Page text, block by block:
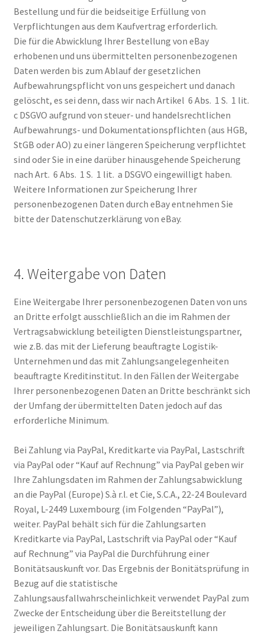
Bestellung und für die beidseitige Erfüllung von
Verpflichtungen aus dem Kaufvertrag erforderlich.
Die für die Abwicklung Ihrer Bestellung von eBay
erhobenen und uns übermittelten personenbezogenen
Daten werden bis zum Ablauf der gesetzlichen
Aufbewahrungspflicht von uns gespeichert und danach
gelöscht, es sei denn, dass wir nach Artikel 6 Abs. 1 S. 1 lit.
c DSGVO aufgrund von steuer- und handelsrechtlichen
Aufbewahrungs- und Dokumentationspflichten (aus HGB,
StGB oder AO) zu einer längeren Speicherung verpflichtet
sind oder Sie in eine darüber hinausgehende Speicherung
nach Art. 6 Abs. 1 S. 1 lit. a DSGVO eingewilligt haben.
Weitere Informationen zur Speicherung Ihrer
personenbezogenen Daten durch eBay entnehmen Sie
bitte der Datenschutzerklärung von eBay.
4. Weitergabe von Daten
Eine Weitergabe Ihrer personenbezogenen Daten von uns
an Dritte erfolgt ausschließlich an die im Rahmen der
Vertragsabwicklung beteiligten Dienstleistungspartner,
wie z.B. das mit der Lieferung beauftragte Logistik-
Unternehmen und das mit Zahlungsangelegenheiten
beauftragte Kreditinstitut. In den Fällen der Weitergabe
Ihrer personenbezogenen Daten an Dritte beschränkt sich
der Umfang der übermittelten Daten jedoch auf das
erforderliche Minimum.
Bei Zahlung via PayPal, Kreditkarte via PayPal, Lastschrift
via PayPal oder “Kauf auf Rechnung” via PayPal geben wir
Ihre Zahlungsdaten im Rahmen der Zahlungsabwicklung
an die PayPal (Europe) S.à r.l. et Cie, S.C.A., 22-24 Boulevard
Royal, L-2449 Luxembourg (im Folgenden “PayPal”),
weiter. PayPal behält sich für die Zahlungsarten
Kreditkarte via PayPal, Lastschrift via PayPal oder “Kauf
auf Rechnung” via PayPal die Durchführung einer
Bonitätsauskunft vor. Das Ergebnis der Bonitätsprüfung in
Bezug auf die statistische
Zahlungsausfallwahrscheinlichkeit verwendet PayPal zum
Zwecke der Entscheidung über die Bereitstellung der
jeweiligen Zahlungsart. Die Bonitätsauskunft kann